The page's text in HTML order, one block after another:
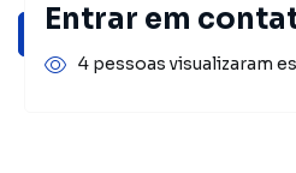
Ver
Entrar em
4 pessoas visualizaram